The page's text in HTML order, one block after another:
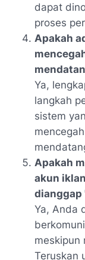
dapat
proses
Apakah
Ya,
langkah
sistem
Apakah
akun
dianggap
Ya, Anda
meskipun
Teruskan